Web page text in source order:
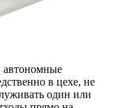
автономные
в цехе, не
один или